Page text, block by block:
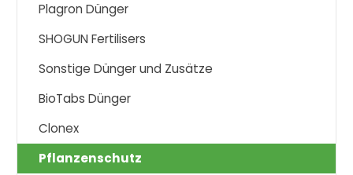
Plagron Dünger
SHOGUN Fertilisers
Sonstige Dünger und Zusätze
BioTabs Dünger
Clonex
Pflanzenschutz